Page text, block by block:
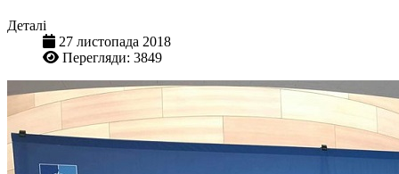
Деталі
27 листопада 2018
Перегляди: 3849